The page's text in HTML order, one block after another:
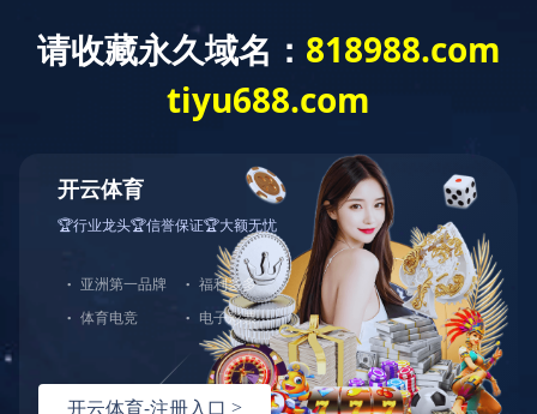
咨询热线：
产品展示
产品展示